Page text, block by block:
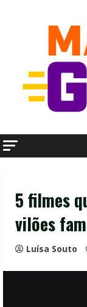
5 filmes
vilões
Luísa Souto